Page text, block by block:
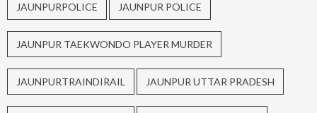
JAUNPURPOLICE JAUNPUR POLICE
JAUNPUR TAEKWONDO PLAYER MURDER
JAUNPURTRAINDIRAIL JAUNPUR UTTAR PRADESH